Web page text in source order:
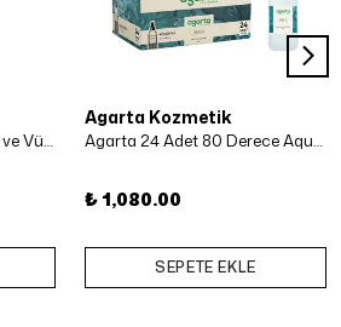
Agarta 2 Adet Bebek Saç ve Vücut Şampuanı 500 Ml x 2 Adet
Agarta Kozmetik
Agarta 24 Adet 80 Derece Aqua Kolonya 50 ml
₺ 1,080.00
SEPETE EKLE